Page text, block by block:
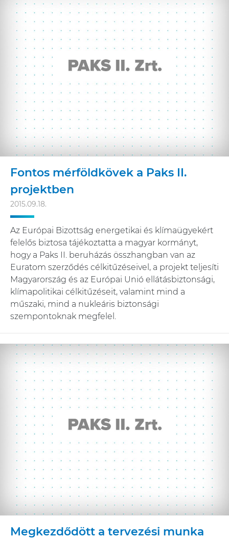
Fontos mérföldkövek a Paks II.
projektben
2015.09.18.
Az Európai Bizottság energetikai és klímaügyekért
felelős biztosa tájékoztatta a magyar kormányt,
hogy a Paks II. beruházás összhangban van az
Euratom szerződés célkitűzéseivel, a projekt teljesíti
Magyarország és az Európai Unió ellátásbiztonsági,
klímapolitikai célkitűzéseit, valamint mind a
műszaki, mind a nukleáris biztonsági
szempontoknak megfelel.
Megkezdődött a tervezési munka